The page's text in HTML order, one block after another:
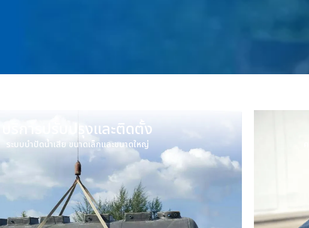
บริการปรับปรุงและติดตั้ง
ระบบบำปัดน้ำเสีย ขนาดเล็กและขนาดใหญ่